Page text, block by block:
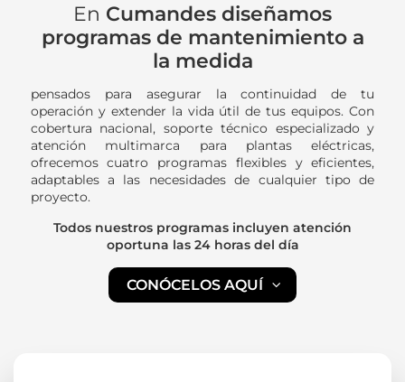
En Cumandes diseñamos
programas de mantenimiento a
la medida
pensados para asegurar la continuidad de tu
operación y extender la vida útil de tus equipos. Con
cobertura nacional, soporte técnico especializado y
atención multimarca para plantas eléctricas,
ofrecemos cuatro programas flexibles y eficientes,
adaptables a las necesidades de cualquier tipo de
proyecto.
Todos nuestros programas incluyen atención
oportuna las 24 horas del día
CONÓCELOS AQUÍ